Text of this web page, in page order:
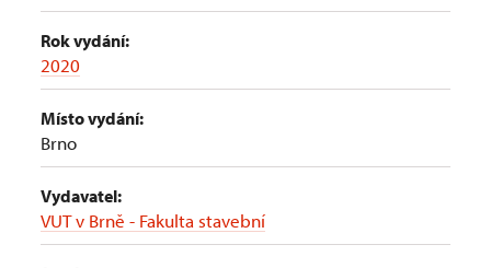
Rok vydání:
2020
Místo vydání:
Brno
Vydavatel:
VUT v Brně - Fakulta stavební